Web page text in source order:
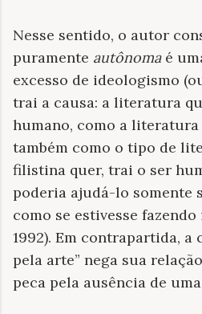
Nesse sentido, o autor
puramente autônoma é
excesso de ideologismo
trai a causa: a literatura
humano, como a literatura
também como o tipo de
filistina quer, trai o ser
poderia ajudá-lo somente
como se estivesse fazendo
1992). Em contrapartida, a
pela arte” nega sua
peca pela ausência de